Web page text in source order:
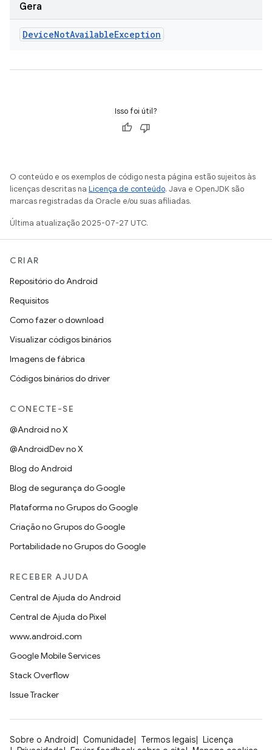
Gera
DeviceNotAvailableException
Isso foi útil?
O conteúdo e os exemplos de código nesta página estão sujeitos às
licenças descritas na Licença de conteúdo. Java e OpenJDK são
marcas registradas da Oracle e/ou suas afiliadas.
Última atualização 2025-07-27 UTC.
CRIAR
Repositório do Android
Requisitos
Como fazer o download
Visualizar códigos binários
Imagens de fábrica
Códigos binários do driver
CONECTE-SE
@Android no X
@AndroidDev no X
Blog do Android
Blog de segurança do Google
Plataforma no Grupos do Google
Criação no Grupos do Google
Portabilidade no Grupos do Google
RECEBER AJUDA
Central de Ajuda do Android
Central de Ajuda do Pixel
www.android.com
Google Mobile Services
Stack Overflow
Issue Tracker
Sobre o Android Comunidade Termos legais
Licença